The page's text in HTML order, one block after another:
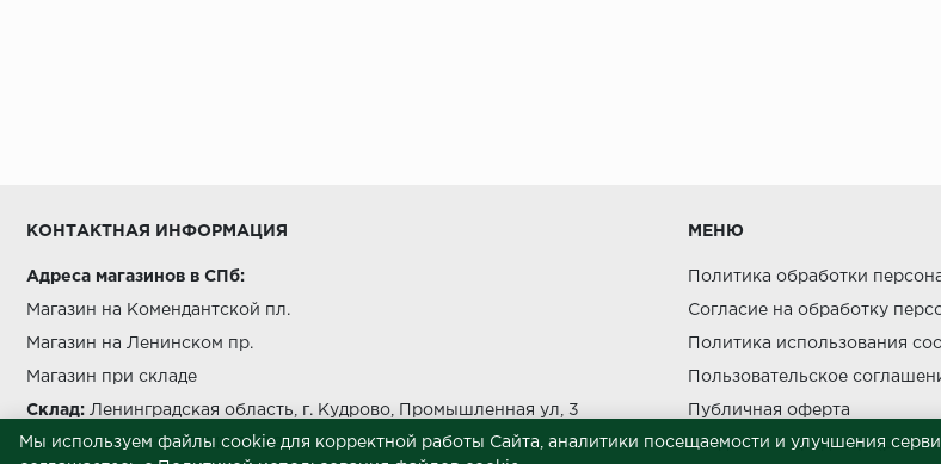
КОНТАКТНАЯ ИНФОРМАЦИЯ
Адреса магазинов в СПб:
Магазин на Комендантской пл.
Магазин на Ленинском пр.
Магазин при складе
Склад: Ленинградская область, г. Кудрово, Промышленная ул, 3
Звоните нам:+7 812 245 69 28
МЕНЮ
Политика обработки
Согласие на обработку
Политика использования
Пользовательское
Публичная оферта
Сведения о продавце
Мы используем файлы cookie для корректной работы Сайта, аналитики посещаемости и улучшения